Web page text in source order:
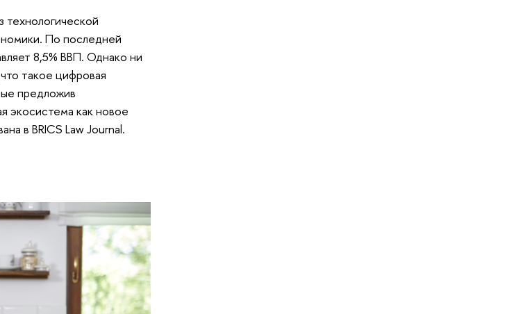
По последней
8,5% ВВП. Однако ни
такое цифровая
предложив
экосистема как новое
в BRICS Law Journal.